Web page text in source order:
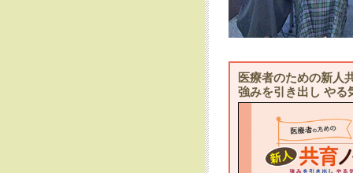
医療者のための新人
強みを引き出し やる